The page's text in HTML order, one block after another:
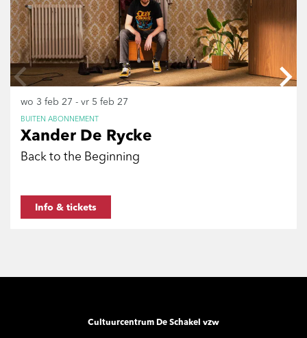
Xander De Rycke
Back to the Beginning
BUITEN ABONNEMENT
wo 3 feb 27 - vr 5 feb 27
Info & tickets
Cultuurcentrum De Schakel vzw